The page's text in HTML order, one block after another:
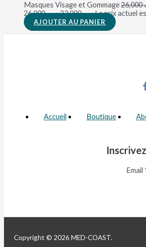
Masques Visage et Gommage 26,000
د.ت 26,000.
د.ت23,000
AJOUTER AU PANIER
Accueil Boutique
Email
Copyright © 2026 MED-COAST.